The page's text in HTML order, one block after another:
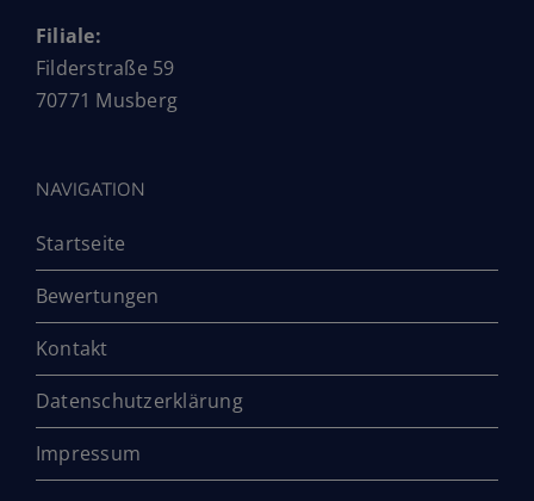
Filiale:
Filderstraße 59
70771 Musberg
NAVIGATION
Startseite
Bewertungen
Kontakt
Datenschutzerklärung
Impressum